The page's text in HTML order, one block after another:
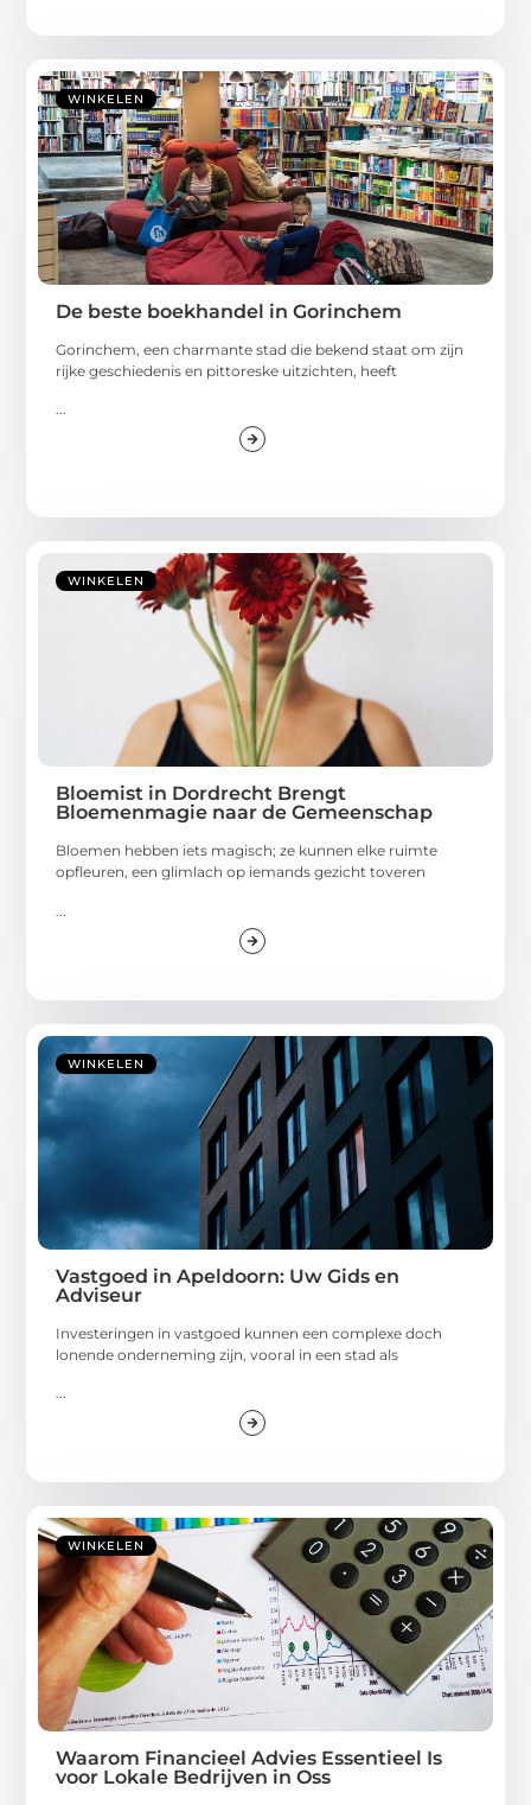
WINKELEN
De beste boekhandel in Gorinchem
Gorinchem, een charmante stad die bekend staat om zijn
rijke geschiedenis en pittoreske uitzichten, heeft
...
WINKELEN
Bloemist in Dordrecht Brengt
Bloemenmagie naar de Gemeenschap
Bloemen hebben iets magisch; ze kunnen elke ruimte
opfleuren, een glimlach op iemands gezicht toveren
WINKELEN
Vastgoed in Apeldoorn: Uw Gids en
Adviseur
Investeringen in vastgoed kunnen een complexe doch
lonende onderneming zijn, vooral in een stad als
...
WINKELEN
Waarom Financieel Advies Essentieel Is
voor Lokale Bedrijven in Oss